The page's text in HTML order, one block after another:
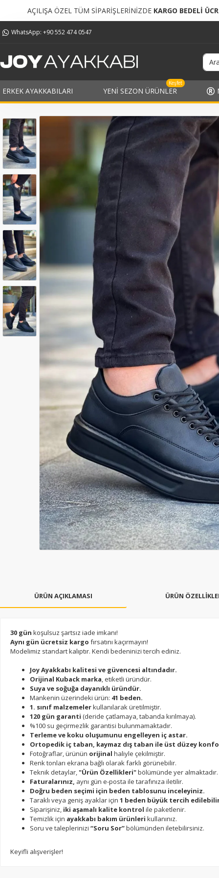
SİPARİŞLERİNİZDEKARGO BEDELİ ÜCRETSİZ!
WhatsApp: +90 552 474 0547
ERKEK AYAKKABILARI YENI SEZON ÜRÜNLER
Keşfet
ÜRÜN AÇIKLAMASI ÜRÜN
30 gün koşulsuz şartsız iade imkanı!
Aynı gün ücretsiz kargo fırsatını kaçırmayın!
Modelimiz standart kalıptır. Kendi bedeninizi tercih ediniz.
Joy Ayakkabı kalitesi ve güvencesi altındadır.
Orijinal Kuback marka, etiketli üründür.
Suya ve soğuğa dayanıklı üründür.
Mankenin üzerindeki ürün: 41 beden.
1. sınıf malzemelerkullanılarak üretilmiştir.
120 gün garanti (deride çatlamaya, tabanda kırılmaya).
%100 su geçirmezlik garantisi bulunmamaktadır.
Terleme ve koku oluşumunu engelleyen iç astar.
Ortopedik iç taban, kaymaz dış taban ile üst düzey
Fotoğraflar, ürünün orijinal haliyle çekilmiştir.
Renk tonları ekrana bağlı olarak farklı görünebilir.
Teknik detaylar,"Ürün Özellikleri"bölümünde yer almaktadır.
Faturalarınız, aynı gün e-posta ile tarafınıza iletilir.
Doğru beden seçimi için beden tablosunu inceleyiniz.
Taraklı veya geniş ayaklar için 1 beden büyük tercih
Siparişiniz, iki aşamalı kalite kontrol ile paketlenir.
Temizlik için ayakkabı bakım ürünleri kullanınız.
Soru ve taleplerinizi “Soru Sor”bölümünden iletebilirsiniz.
Keyifli alışverişler!